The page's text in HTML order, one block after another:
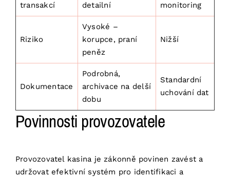
transakcí
detailní
monitoring
Riziko
Vysoké –
korupce, praní
peněz
Nižší
Dokumentace
Podrobná,
archivace na delší
dobu
Standardní
uchování dat
Povinnosti provozovatele
Provozovatel kasina je zákonně povinen zavést a
udržovat efektivní systém pro identifikaci a